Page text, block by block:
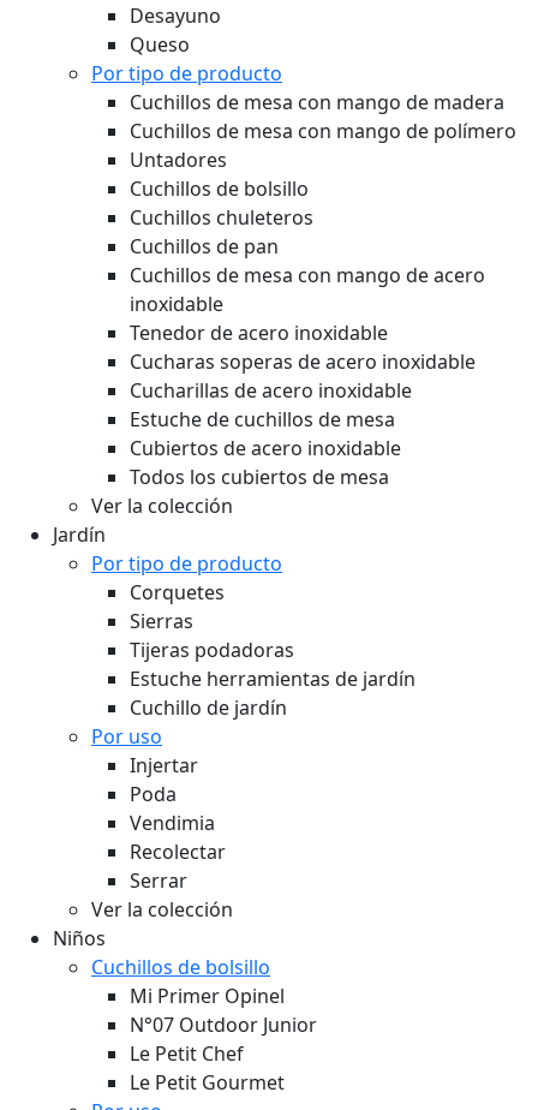
Desayuno
Queso
Por tipo de producto
Cuchillos de mesa con mango de madera
Cuchillos de mesa con mango de polímero
Untadores
Cuchillos de bolsillo
Cuchillos chuleteros
Cuchillos de pan
Cuchillos de mesa con mango de acero
inoxidable
Tenedor de acero inoxidable
Cucharas soperas de acero inoxidable
Cucharillas de acero inoxidable
Estuche de cuchillos de mesa
Cubiertos de acero inoxidable
Todos los cubiertos de mesa
Ver la colección
Jardín
Por tipo de producto
Corquetes
Sierras
Tijeras podadoras
Estuche herramientas de jardín
Cuchillo de jardín
Por uso
Injertar
Poda
Vendimia
Recolectar
Serrar
Ver la colección
Niños
Cuchillos de bolsillo
Mi Primer Opinel
N°07 Outdoor Junior
Le Petit Chef
Le Petit Gourmet